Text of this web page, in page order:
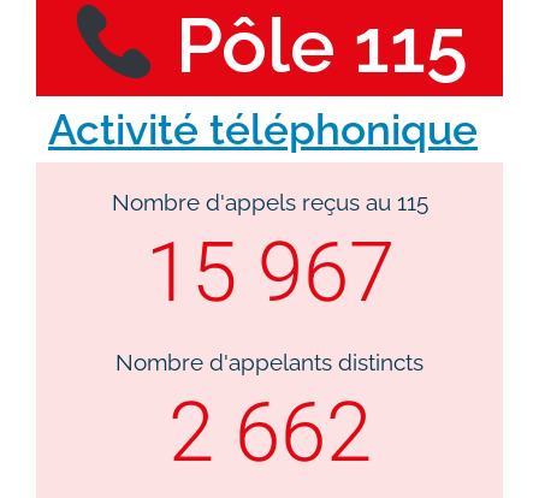
Pôle 115
Activité téléphonique
Nombre d'appels reçus au 115​
15 967
Nombre d'appelants distincts​
2 662